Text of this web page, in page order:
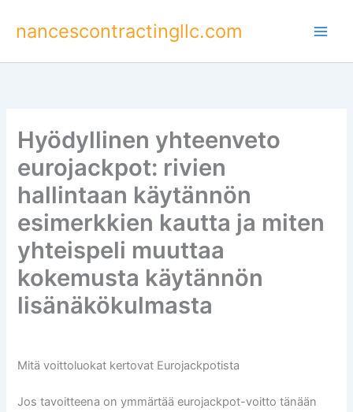
nancescontractingllc.com
Hyödyllinen yhteenveto
eurojackpot: rivien
hallintaan käytännön
esimerkkien kautta ja miten
yhteispeli muuttaa
kokemusta käytännön
lisänäkökulmasta
Mitä voittoluokat kertovat Eurojackpotista
Jos tavoitteena on ymmärtää eurojackpot-voitto tänään